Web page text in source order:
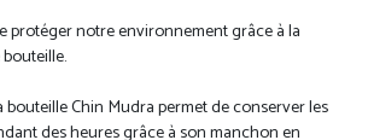
protéger notre environnement grâce à la
Chin Mudra permet de conserver les
des heures grâce à son manchon en